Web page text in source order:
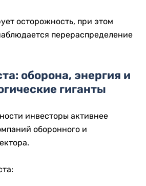
осторожность, при этом
перераспределение
оборона, энергия и
гиганты
инвесторы активнее
оборонного и